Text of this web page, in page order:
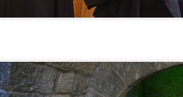
Pijana pruga kod Kožljaka:
zaboraviti.
Pijana pruga podno Učke, nedaleko od